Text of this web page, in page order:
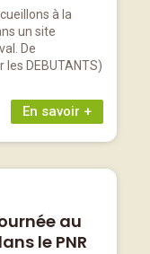
à la
un site
De
DEBUTANTS)
En savoir +
au
le PNR